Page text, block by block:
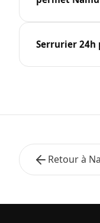
Serrurier 24h
Retour à